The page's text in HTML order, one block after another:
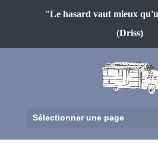
"Le hasard vaut mieux
(Driss)
Sélectionner une page